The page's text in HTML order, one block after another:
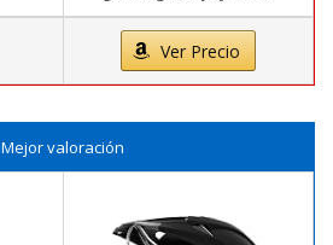
Ver Precio
Mejor valoración